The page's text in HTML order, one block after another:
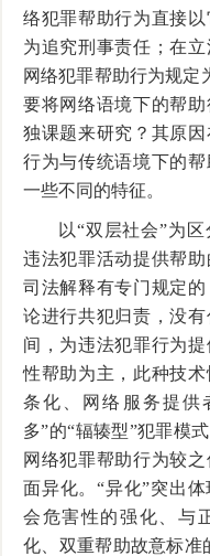
络犯罪帮助行为直接
为追究刑事责任；在
网络犯罪帮助行为规定
要将网络语境下的帮
独课题来研究？其原
行为与传统语境下的
一些不同的特征。
以“双层社会”为
违法犯罪活动提供帮
司法解释有专门规定
论进行共犯归责，没
间，为违法犯罪行为
性帮助为主，此种技
条化、网络服务提供
多”的“辐辏型”犯罪模
网络犯罪帮助行为较
面异化。“异化”突出
会危害性的强化、与
化、双重帮助故意标准